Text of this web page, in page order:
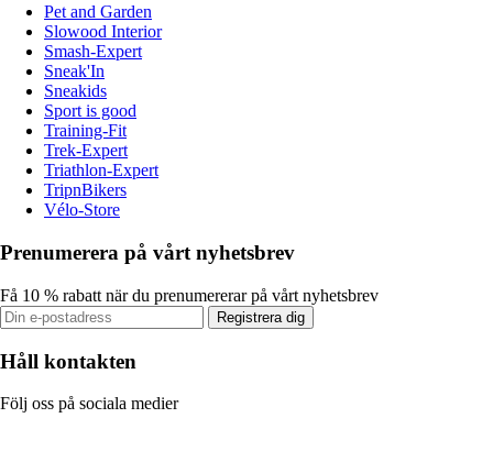
Pet and Garden
Slowood Interior
Smash-Expert
Sneak'In
Sneakids
Sport is good
Training-Fit
Trek-Expert
Triathlon-Expert
TripnBikers
Vélo-Store
Prenumerera på vårt nyhetsbrev
Få 10 % rabatt när du prenumererar på vårt nyhetsbrev
Registrera dig
Håll kontakten
Följ oss på sociala medier